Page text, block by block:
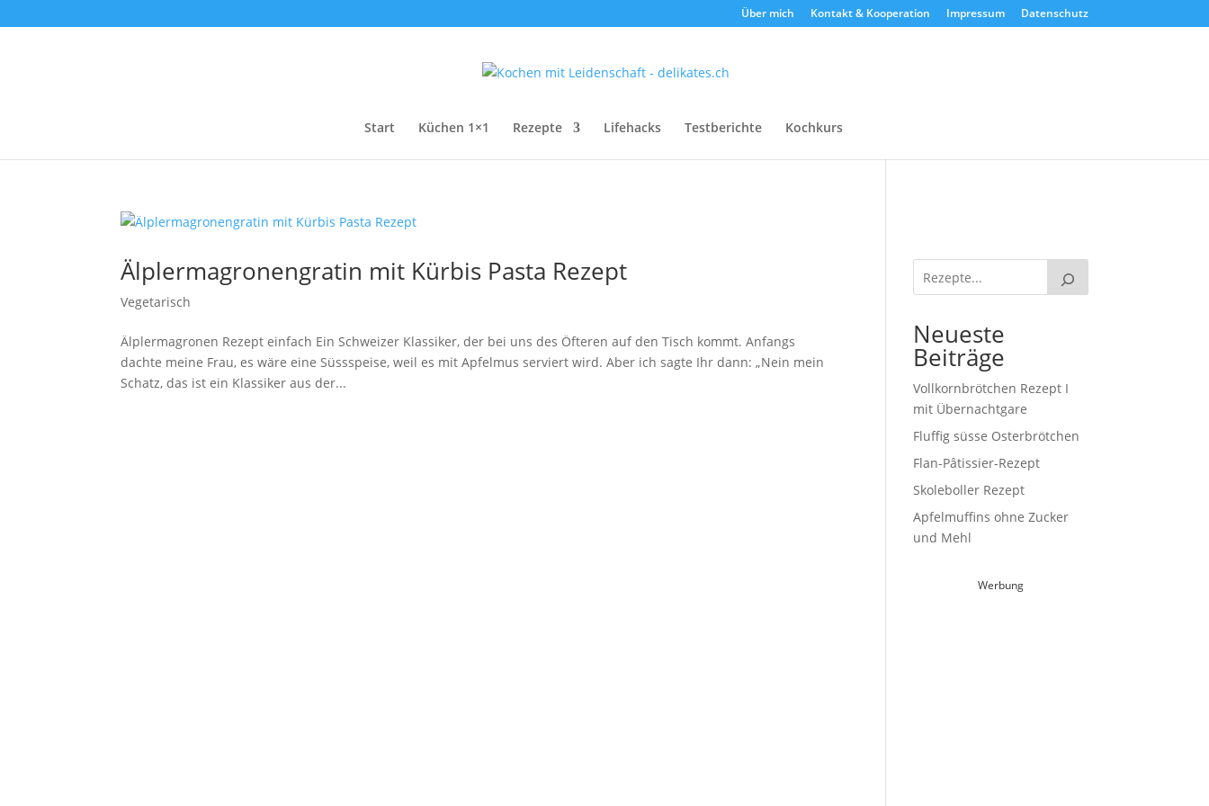
Über mich Kontakt & Kooperation Impressum Datenschutz
Start Küchen 1×1 Rezepte Lifehacks Testberichte Kochkurs
Älplermagronengratin mit Kürbis Pasta Rezept
Vegetarisch
Älplermagronen Rezept einfach Ein Schweizer Klassiker, der bei uns des Öfteren auf den Tisch kommt. Anfangs
dachte meine Frau, es wäre eine Süssspeise, weil es mit Apfelmus serviert wird. Aber ich sagte Ihr dann: „Nein mein
Schatz, das ist ein Klassiker aus der...
Neueste
Beiträge
Vollkornbrötchen Rezept I
mit Übernachtgare
Fluffig süsse Osterbrötchen
Flan-Pâtissier-Rezept
Skoleboller Rezept
Apfelmuffins ohne Zucker
und Mehl
Werbung